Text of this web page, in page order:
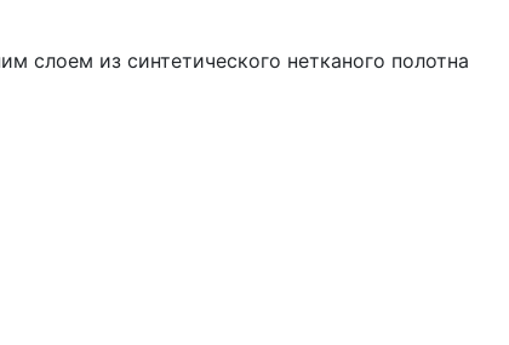
из синтетического нетканого полотна